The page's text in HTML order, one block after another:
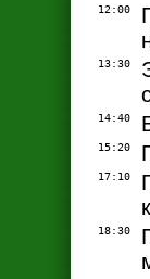
12:00
13:30
14:40
15:20
17:10
18:30